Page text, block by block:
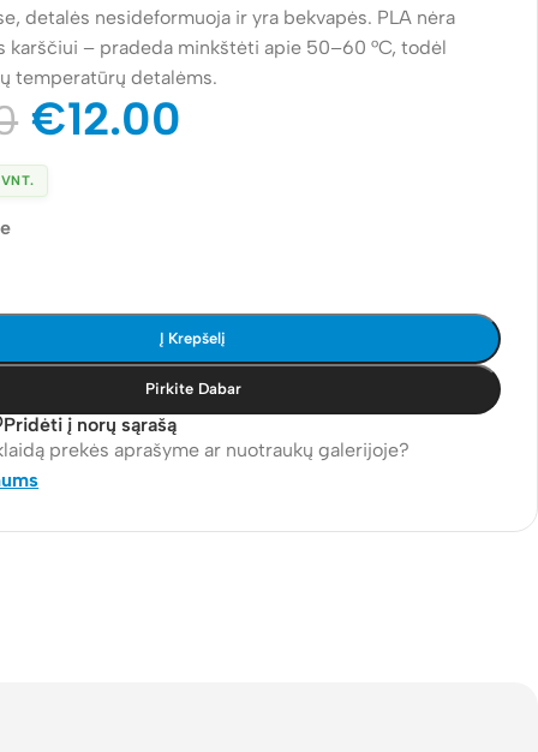
detalės nesideformuoja ir yra bekvapės. PLA nėra
karščiui – pradeda minkštėti apie 50–60 °C, todėl
temperatūrų detalėms.
€12.00
Į Krepšelį
Pirkite Dabar
Pridėti į norų sąrašą
prekės aprašyme ar nuotraukų galerijoje?